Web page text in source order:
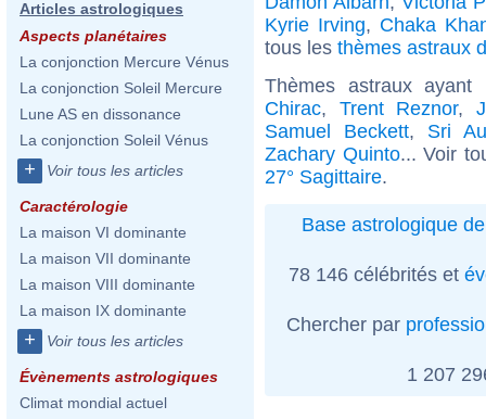
Articles astrologiques
Aspects planétaires
La conjonction Mercure Vénus
La conjonction Soleil Mercure
Lune AS en dissonance
La conjonction Soleil Vénus
+ Voir tous les articles
Caractérologie
La maison VI dominante
La maison VII dominante
La maison VIII dominante
La maison IX dominante
+ Voir tous les articles
Évènements astrologiques
Climat mondial actuel
Kyrie Irving, Chaka
tous les thèmes astraux
Thèmes astraux
Chirac, Trent Reznor,
Samuel Beckett, Sri
Zachary Quinto... Voir
27° Sagittaire.
Base astrologique
78 146 célébrités et
Chercher par
1 207